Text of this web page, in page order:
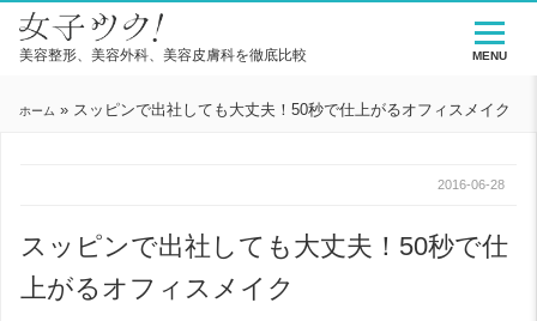
美容整形、美容外科、美容皮膚科を徹底比較
ホーム » スッピンで出社しても大丈夫！50秒で仕上がるオフィスメイク
2016-06-28
スッピンで出社しても大丈夫！50秒で仕
上がるオフィスメイク
MENU